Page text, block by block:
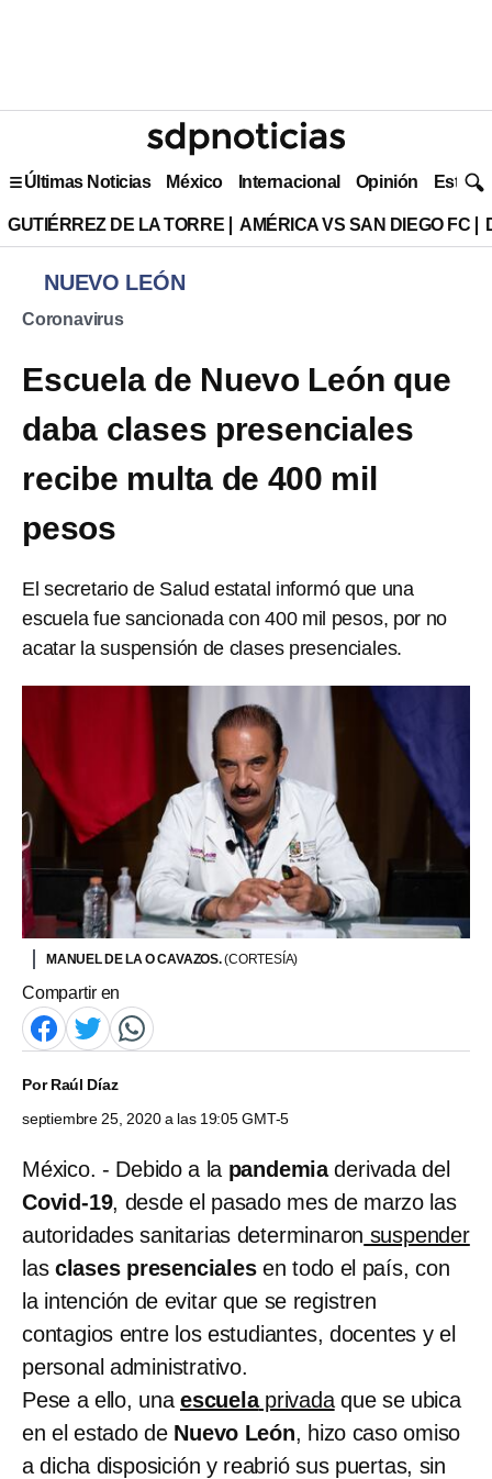
Últimas Noticias México Internacional Opinión Estilo
GUTIÉRREZ DE LA TORRE AMÉRICA VS SAN DIEGO FC
NUEVO LEÓN
Coronavirus
Escuela de Nuevo León que
daba clases presenciales
recibe multa de 400 mil
pesos
El secretario de Salud estatal informó que una
escuela fue sancionada con 400 mil pesos, por no
acatar la suspensión de clases presenciales.
MANUEL DE LA O CAVAZOS.(CORTESÍA)
Compartir en
PorRaúl Díaz
septiembre 25, 2020 a las 19:05 GMT-5
México. - Debido a la pandemiaderivada del
Covid-19, desde el pasado mes de marzo las
autoridades sanitarias determinaron suspender
las clases presencialesen todo el país, con
la intención de evitar que se registren
contagios entre los estudiantes, docentes y el
personal administrativo.
Pese a ello, una escuelaprivadaque se ubica
en el estado de Nuevo León, hizo caso omiso
a dicha disposición y reabrió sus puertas, sin